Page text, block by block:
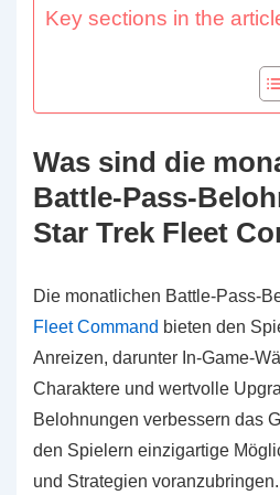
Key sections in the
Was sind die
Battle-Pass-
Star Trek Fleet
Die monatlichen Battle-Pass-
Fleet Command bieten den
Anreizen, darunter In-Game-
Charaktere und wertvolle
Belohnungen verbessern das
den Spielern einzigartige
und Strategien voranzubringen.